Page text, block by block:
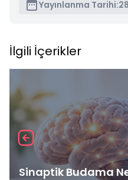
Yayınlanma Tarihi:
İlgili İçerikler
Sinaptik Budama